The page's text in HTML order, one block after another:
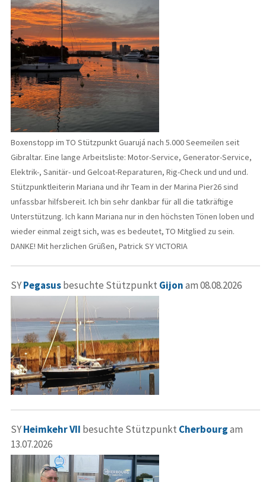
Boxenstopp im TO Stützpunkt Guarujá nach 5.000 Seemeilen seit
Gibraltar. Eine lange Arbeitsliste: Motor-Service, Generator-Service,
Elektrik-, Sanitär- und Gelcoat-Reparaturen, Rig-Check und und und.
Stützpunktleiterin Mariana und ihr Team in der Marina Pier26 sind
unfassbar hilfsbereit. Ich bin sehr dankbar für all die tatkräftige
Unterstützung. Ich kann Mariana nur in den höchsten Tönen loben und
wieder einmal zeigt sich, was es bedeutet, TO Mitglied zu sein.
DANKE! Mit herzlichen Grüßen, Patrick SY VICTORIA
SYPegasusbesuchte Stützpunkt Gijonam 08.08.2026
SYHeimkehr VII besuchte Stützpunkt Cherbourgam
13.07.2026